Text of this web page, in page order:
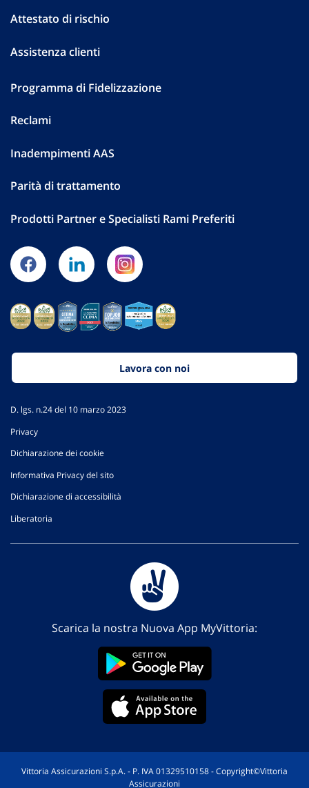
Attestato di rischio
Assistenza clienti
Programma di Fidelizzazione
Reclami
Inadempimenti AAS
Parità di trattamento
Prodotti Partner e Specialisti Rami Preferiti
Lavora con noi
D. lgs. n.24 del 10 marzo 2023
Privacy
Dichiarazione dei cookie
Informativa Privacy del sito
Dichiarazione di accessibilità
Liberatoria
Scarica la nostra Nuova App MyVittoria:
Vittoria Assicurazioni S.p.A. - P. IVA 01329510158 - Copyright©Vittoria
Assicurazioni